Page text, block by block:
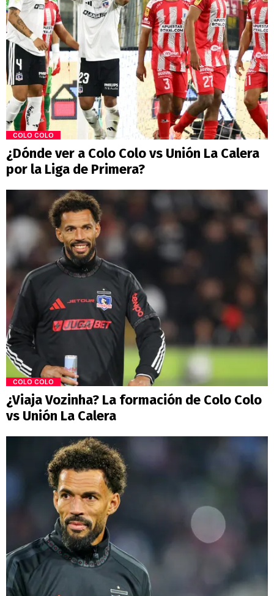
COLO COLO
¿Dónde ver a Colo Colo vs Unión La Calera
por la Liga de Primera?
COLO COLO
¿Viaja Vozinha? La formación de Colo Colo
vs Unión La Calera